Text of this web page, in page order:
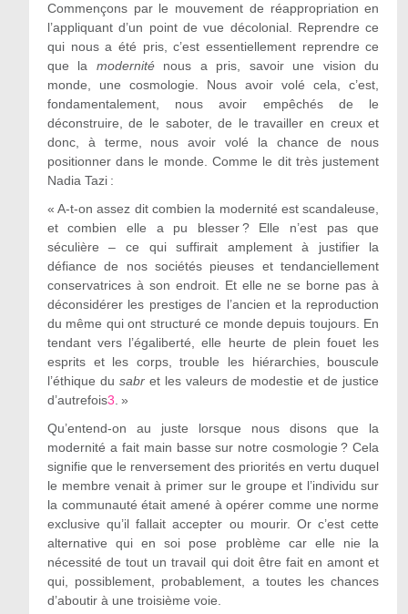
Commençons par le mouvement de réappropriation en
l’appliquant d’un point de vue décolonial. Reprendre ce
qui nous a été pris, c’est essentiellement reprendre ce
que la moderniténous a pris, savoir une vision du
monde, une cosmologie. Nous avoir volé cela, c’est,
fondamentalement, nous avoir empêchés de le
déconstruire, de le saboter, de le travailler en creux et
donc, à terme, nous avoir volé la chance de nous
positionner dans le monde. Comme le dit très justement
Nadia Tazi :
« A-t-on assez dit combien la modernité est scandaleuse,
et combien elle a pu blesser ? Elle n’est pas que
séculière – ce qui suffirait amplement à justifier la
défiance de nos sociétés pieuses et tendanciellement
conservatrices à son endroit. Et elle ne se borne pas à
déconsidérer les prestiges de l’ancien et la reproduction
du même qui ont structuré ce monde depuis toujours. En
tendant vers l’égaliberté, elle heurte de plein fouet les
esprits et les corps, trouble les hiérarchies, bouscule
l’éthique du sabret les valeurs de modestie et de justice
d’autrefois3. »
Qu’entend-on au juste lorsque nous disons que la
modernité a fait main basse sur notre cosmologie ? Cela
signifie que le renversement des priorités en vertu duquel
le membre venait à primer sur le groupe et l’individu sur
la communauté était amené à opérer comme une norme
exclusive qu’il fallait accepter ou mourir. Or c’est cette
alternative qui en soi pose problème car elle nie la
nécessité de tout un travail qui doit être fait en amont et
qui, possiblement, probablement, a toutes les chances
d’aboutir à une troisième voie.